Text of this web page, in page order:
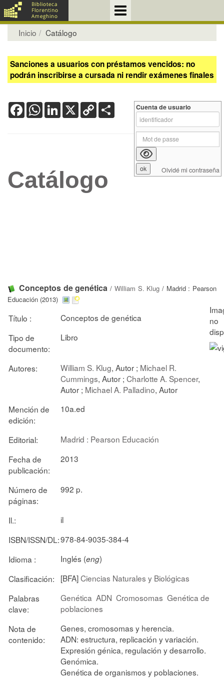
Inicio Catálogo
Sanciones a usuarios con préstamos vencidos: no
podrán inscribirse a cursada ni rendir exámenes finales
FacebookWhatsApp
LinkedIn
X Copy
Link
Catálogo
Conceptos de genética / William S. Klug / Madrid : Pearson
Educación (2013)
Título :
Conceptos de genética
Tipo de
documento:
Libro
Autores: William S. Klug, Autor ; Michael R.
Cummings, Autor ; Charlotte A. Spencer,
Autor ; Michael A. Palladino, Autor
Mención de
edición:
10a.ed
Editorial:
Madrid : Pearson Educación
Fecha de
publicación:
2013
Número de
páginas:
992 p.
Il.:
il
ISBN/ISSN/DL:978-84-9035-384-4
Idioma :
Inglés (eng)
Clasificación:
[BFA]Ciencias Naturales y Biológicas
Palabras
clave:
Genética ADN Cromosomas Genética de
poblaciones
Nota de
contenido:
Genes, cromosomas y herencia.
ADN: estructura, replicación y variación.
Expresión génica, regulación y desarrollo.
Genómica.
Genética de organismos y poblaciones.
Cuenta de usuario
Olvidé mi contraseña